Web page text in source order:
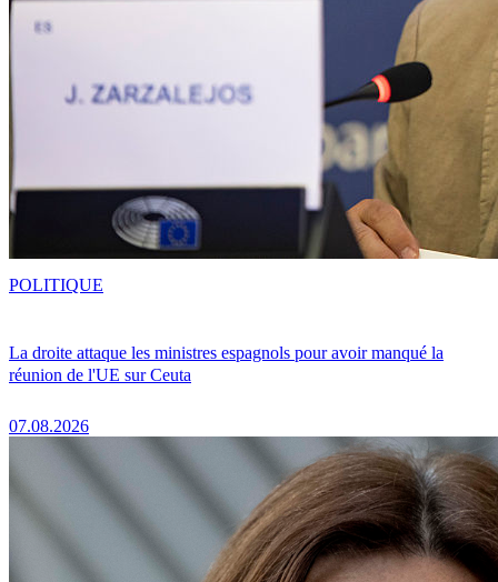
La droite attaque les ministres espagnols pour avoir manqué la
réunion de l'UE sur Ceuta
07.08.2026
POLITIQUE